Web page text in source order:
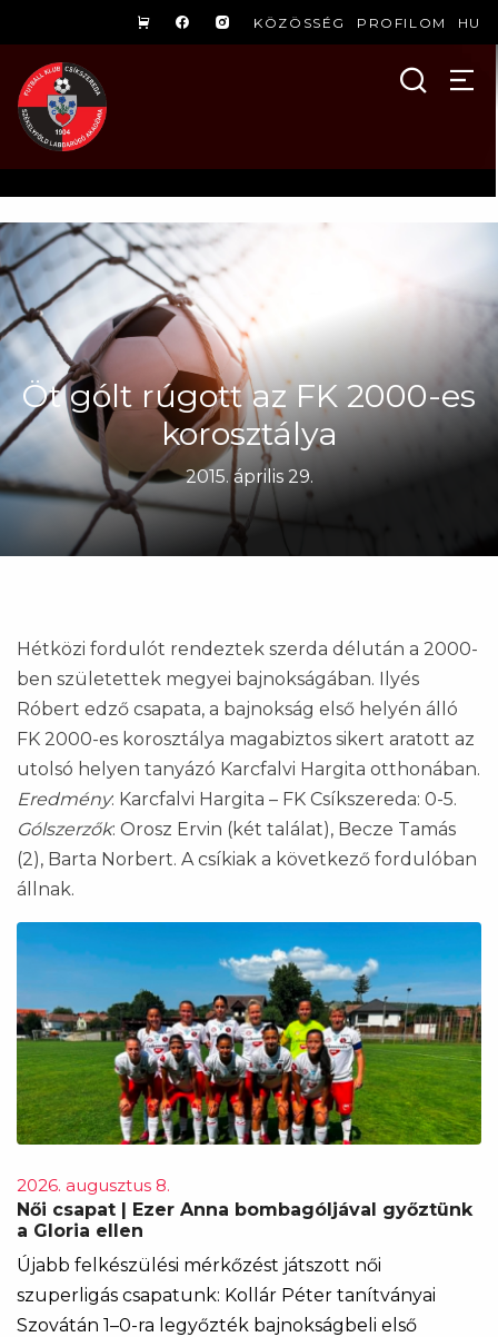
KÖZÖSSÉG PROFILOM HU
Öt gólt rúgott az FK 2000-es
korosztálya
2015. április 29.
Hétközi fordulót rendeztek szerda délután a 2000-
ben születettek megyei bajnokságában. Ilyés
Róbert edző csapata, a bajnokság első helyén álló
FK 2000-es korosztálya magabiztos sikert aratott az
utolsó helyen tanyázó Karcfalvi Hargita otthonában.
Eredmény: Karcfalvi Hargita – FK Csíkszereda: 0-5.
Gólszerzők: Orosz Ervin (két találat), Becze Tamás
(2), Barta Norbert. A csíkiak a következő fordulóban
állnak.
2026. augusztus 8.
Női csapat | Ezer Anna bombagóljával győztünk
a Gloria ellen
Újabb felkészülési mérkőzést játszott női
szuperligás csapatunk: Kollár Péter tanítványai
Szovátán 1–0-ra legyőzték bajnokságbeli első